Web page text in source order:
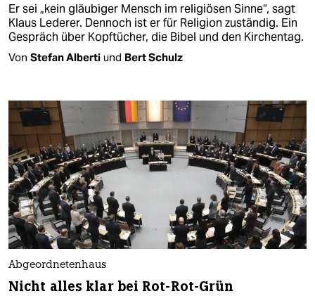
Er sei „kein gläubiger Mensch im religiösen Sinne“, sagt
Klaus Lederer. Dennoch ist er für Religion zuständig. Ein
Gespräch über Kopftücher, die Bibel und den Kirchentag.
Von Stefan Alberti und Bert Schulz
Abgeordnetenhaus
Nicht alles klar bei Rot-Rot-Grün